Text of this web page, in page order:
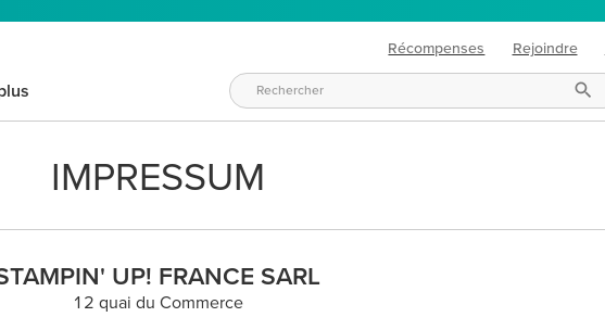
Récompenses Rejoindre
IMPRESSUM
UP! FRANCE SARL
12 quai du Commerce